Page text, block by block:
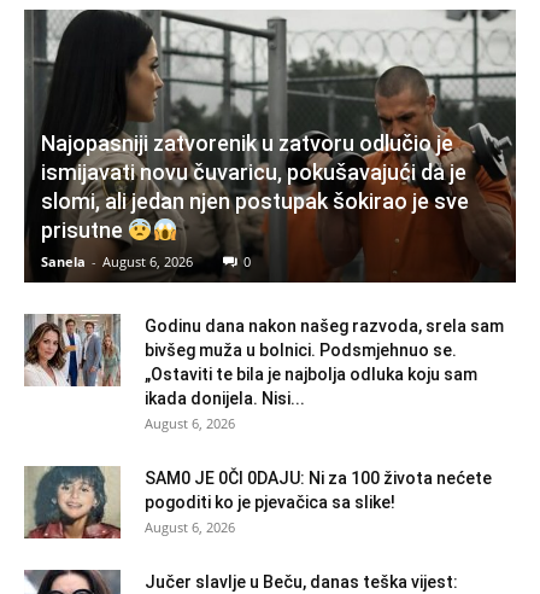
Najopasniji zatvorenik u zatvoru odlučio je
ismijavati novu čuvaricu, pokušavajući da je
slomi, ali jedan njen postupak šokirao je sve
prisutne
Sanela - August 6, 2026 0
Godinu dana nakon našeg razvoda, srela sam
bivšeg muža u bolnici. Podsmjehnuo se.
„Ostaviti te bila je najbolja odluka koju sam
ikada donijela. Nisi...
August 6, 2026
SAM0 JE 0Čl 0DAJU: Ni za 100 života nećete
pogoditi ko je pjevačica sa slike!
August 6, 2026
Jučer slavlje u Beču, danas teška vijest: